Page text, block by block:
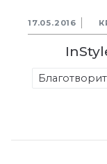
17.05.2016